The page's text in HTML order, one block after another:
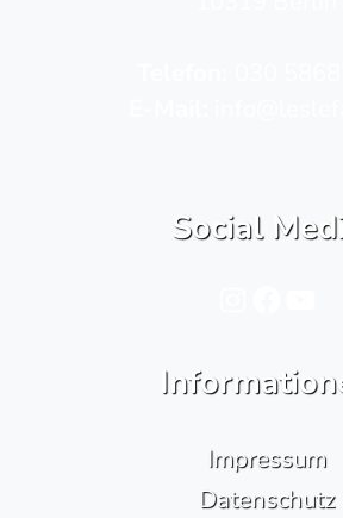
Social
Impressum
Datenschutz